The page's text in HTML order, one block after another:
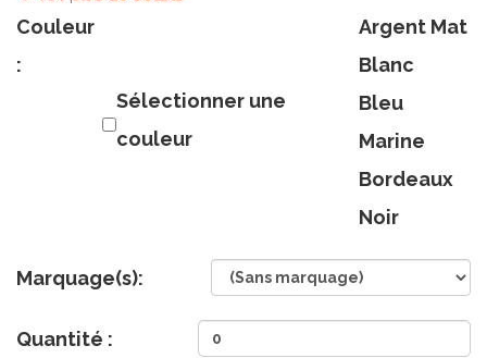
Couleur
:
Sélectionner une
couleur
Argent Mat
Blanc
Bleu
Marine
Bordeaux
Noir
Marquage(s):
Quantité :